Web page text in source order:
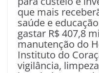
que mais
saúde e
gastar R$ 407,8
manutenção do
Instituto do
vigilância,